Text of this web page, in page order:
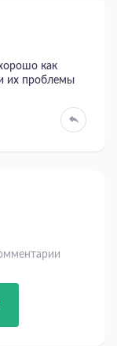
как
их проблемы